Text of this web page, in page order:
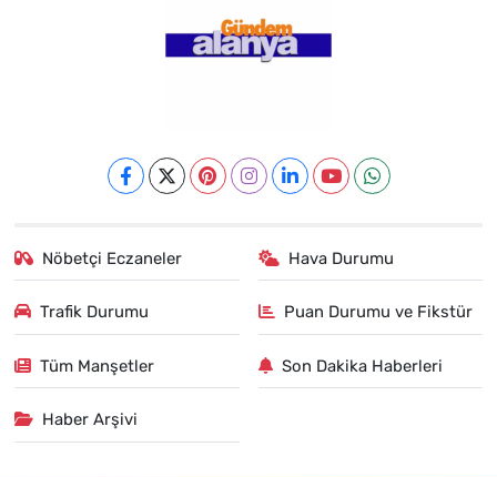
Nöbetçi Eczaneler Hava Durumu
Trafik Durumu Puan Durumu ve Fikstür
Tüm Manşetler Son Dakika Haberleri
Haber Arşivi